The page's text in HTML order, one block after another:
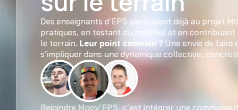
Des enseignants d’EPS participent déjà au projet
pratiques, en testant du matériel et en contribuant
le terrain. Leur point commun ? Une envie de
s’impliquer dans une dynamique collective,
Rejoindre Moov’EPS, c’est intégrer une